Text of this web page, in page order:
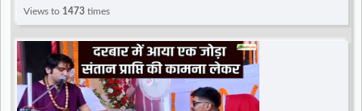
Darbar~Bageshwar Dham Sarkar
Views to 1473 times